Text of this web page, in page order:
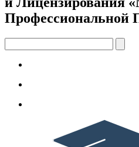
Профессиональной